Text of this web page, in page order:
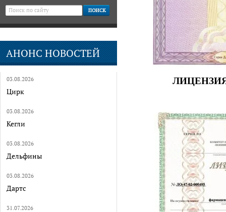
АНОНС НОВОСТЕЙ
03.08.2026
Цирк
03.08.2026
Кегли
03.08.2026
Дельфины
03.08.2026
Дартс
31.07.2026